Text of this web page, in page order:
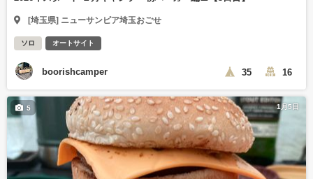
[埼玉県] ニューサンピア埼玉おごせ
ソロ オートサイト
boorishcamper 35 16
1月5日
5